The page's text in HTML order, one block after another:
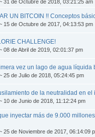
31 de Octubre de 2018, 03:21:25 am
UN BITCOIN !! Conceptos
15 de Octubre de 2017, 04:13:53 pm
CHALLENGE!
08 de Abril de 2019, 02:01:37 pm
vez un lago de agua líquida
25 de Julio de 2018, 05:24:45 pm
de la neutralidad en el
10 de Junio de 2018, 11:12:24 pm
inyectar más de 9.000
25 de Noviembre de 2017, 06:14:09